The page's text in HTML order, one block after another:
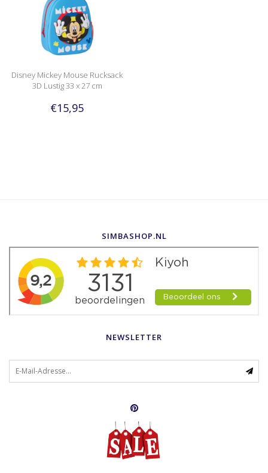
Disney Mickey Mouse Rucksack
3D Lustig 33 x 27 cm
€15,95
SIMBASHOP.NL
NEWSLETTER